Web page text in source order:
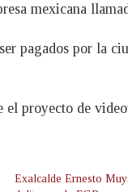
mexicana
pagados por la
proyecto de
Exalcalde Ernesto